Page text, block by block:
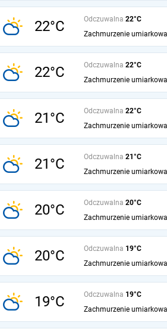
22°C Odczuwalna 22°C
Zachmurzenie
22°C Odczuwalna 22°C
Zachmurzenie
21°C Odczuwalna 22°C
Zachmurzenie
21°C Odczuwalna 21°C
Zachmurzenie
20°C Odczuwalna 20°C
Zachmurzenie
20°C Odczuwalna 19°C
Zachmurzenie
19°C Odczuwalna 19°C
Zachmurzenie